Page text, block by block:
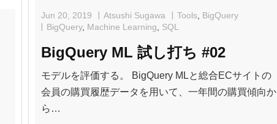
Jun 20, 2019 Atsushi Sugawa Tools BigQuery
BigQuery, Machine Learning SQL
BigQuery ML 試し打ち #02
モデルを評価する。 BigQuery MLと総合ECサイトの
会員の購買履歴データを用いて、一年間の購買傾向か
ら…